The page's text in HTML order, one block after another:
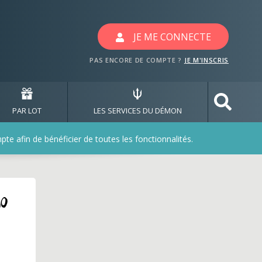
JE ME CONNECTE
PAS ENCORE DE COMPTE ? JE M'INSCRIS
PAR LOT LES SERVICES DU DÉMON
afin de bénéficier de toutes les fonctionnalités.